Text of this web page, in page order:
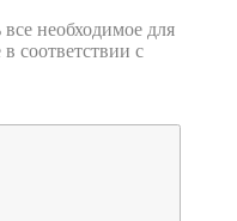
необходимое для
соответствии с